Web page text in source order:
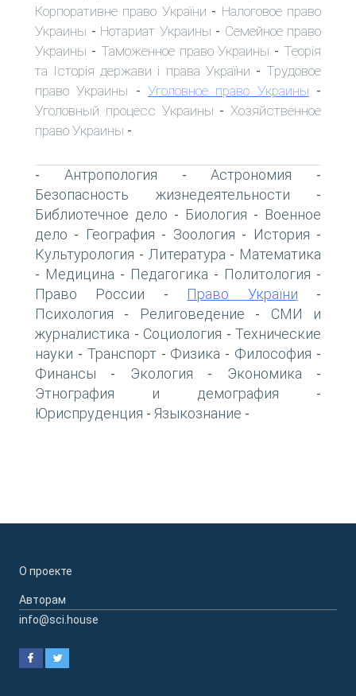
Корпоративне право України - Налоговое право
Украины - Нотариат Украины - Семейное право
Украины - Таможенное право Украины - Теорія
та Історія держави і права України - Трудовое
право Украины -Уголовное право Украины -
Уголовный процесс Украины - Хозяйственное
право Украины -
- Антропология -Астрономия -
Безопасность жизнедеятельности -
Библиотечное дело - Биология - Военное
дело - География - Зоология - История -
Культурология - Литература - Математика
- Медицина - Педагогика - Политология -
Право России - Право України -
Психология - Религоведение - СМИ и
журналистика - Социология - Технические
науки - Транспорт- Физика - Философия -
Финансы - Экология - Экономика -
Этнография и демография -
Юриспруденция - Языкознание -
О проекте
Авторам
info@sci.house